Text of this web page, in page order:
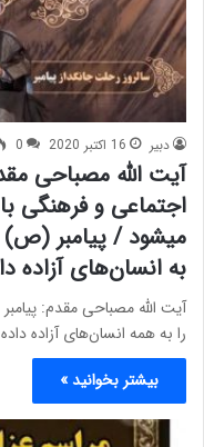
دبیر 16 اکتبر 2020 0
آیت الله مصباحی
اجتماعی و فرهنگی
میشود / پیامبر
به انسان‌های آزاده
آیت الله مصباحی مقدم:
را به همه انسان‌های آزاده
بیشتر بخوانید »